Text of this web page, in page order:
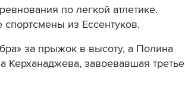
по легкой атлетике.
из Ессентуков.
за прыжок в высоту, а Полина
завоевавшая третье